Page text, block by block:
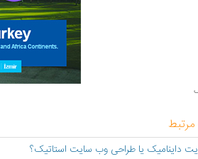
مرتبط
داینامیک یا طراحی وب سایت استاتیک؟